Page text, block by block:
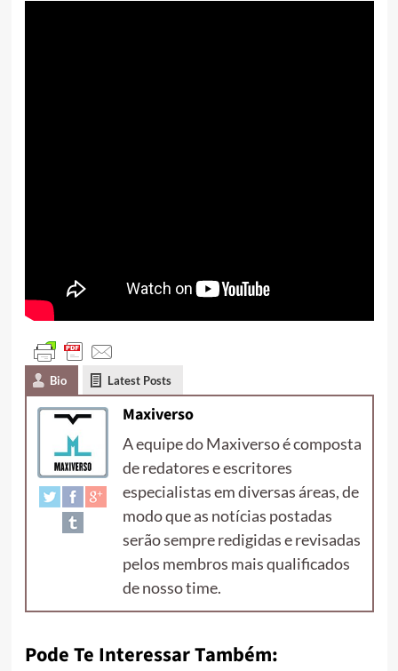
Bio Latest Posts
Maxiverso
A equipe do Maxiverso é composta
de redatores e escritores
especialistas em diversas áreas, de
modo que as notícias postadas
serão sempre redigidas e revisadas
pelos membros mais qualificados
de nosso time.
Pode Te Interessar Também: